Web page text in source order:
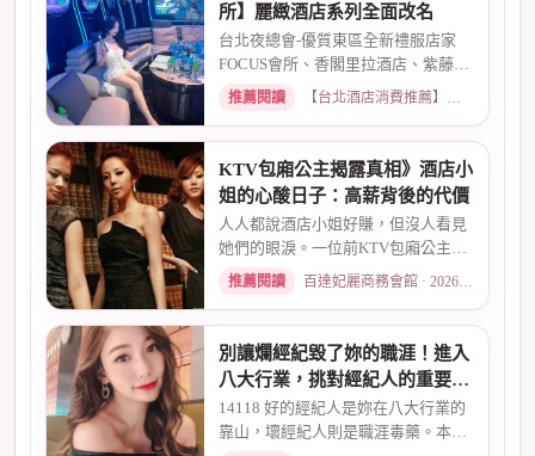
所】麗緻酒店系列全面改名
台北夜總會-優質東區全新禮服店家
FOCUS會所、香閣里拉酒店、紫藤名
店、酒店幹部就是為了給你更好...
推薦閱讀 【台北酒店消費推薦】各大商務酒店、夜總會試算 · 2026-03-30
KTV包廂公主揭露真相》酒店小
姐的心酸日子：高薪背後的代價
人人都說酒店小姐好賺，但沒人看見
她們的眼淚。一位前KTV包廂公主首
度自曝，從入行初衷、被客人...
推薦閱讀 百達妃麗商務會館 · 2026-05-10
別讓爛經紀毀了妳的職涯！進入
八大行業，挑對經紀人的重要性
全解析
14118 好的經紀人是妳在八大行業的
靠山，壞經紀人則是職涯毒藥。本文